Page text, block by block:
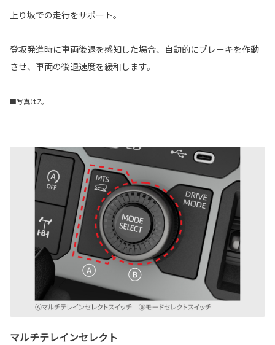
上り坂での走行をサポート。
登坂発進時に車両後退を感知した場合、自動的にブレーキを作動
させ、車両の後退速度を緩和します。
■写真はZ。
マルチテレインセレクト